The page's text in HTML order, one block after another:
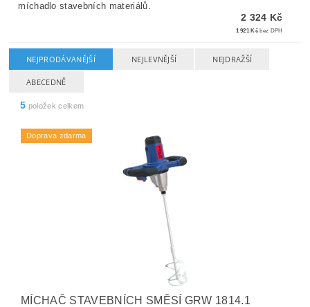
míchadlo stavebních materiálů.
2 324 Kč
1 921 Kč bez DPH
NEJPRODÁVANĚJŠÍ NEJLEVNĚJŠÍ NEJDRAŽŠÍ
ABECEDNĚ
5 položek celkem
Doprava zdarma
MÍCHAČ STAVEBNÍCH SMĚSÍ GRW 1814.1